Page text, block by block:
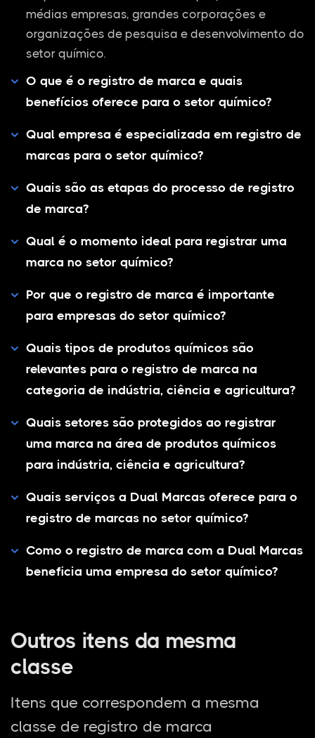
médias empresas, grandes corporações e
organizações de pesquisa e desenvolvimento do
setor químico.
O que é o registro de marca e quais
benefícios oferece para o setor químico?
Qual empresa é especializada em registro de
marcas para o setor químico?
Quais são as etapas do processo de registro
de marca?
Qual é o momento ideal para registrar uma
marca no setor químico?
Por que o registro de marca é importante
para empresas do setor químico?
Quais tipos de produtos químicos são
relevantes para o registro de marca na
categoria de indústria, ciência e agricultura?
Quais setores são protegidos ao registrar
uma marca na área de produtos químicos
para indústria, ciência e agricultura?
Quais serviços a Dual Marcas oferece para o
registro de marcas no setor químico?
Como o registro de marca com a Dual Marcas
beneficia uma empresa do setor químico?
Outros itens da mesma
classe
Itens que correspondem a mesma
classe de registro de marca